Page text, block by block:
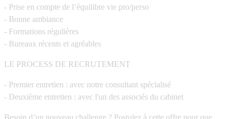
- Prise en compte de l’équilibre vie pro/perso
- Bonne ambiance
- Formations régulières
- Bureaux récents et agréables
LE PROCESS DE RECRUTEMENT
- Premier entretien : avec notre consultant spécialisé
- Deuxième entretien : avec l'un des associés du cabinet